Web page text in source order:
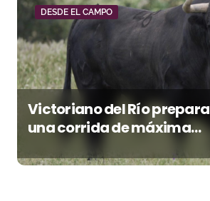
DESDE EL CAMPO
Victoriano del Río prepara
una corrida de máxima
seriedad para Ciudad Real
(En Vídeo)